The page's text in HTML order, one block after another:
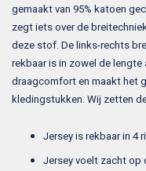
gemaakt van 95% katoen
zegt iets over de
deze stof. De links-rechts
rekbaar is in zowel de
draagcomfort en maakt het
kledingstukken. Wij zetten
Jersey is rekbaar in 4
Jersey voelt zacht op